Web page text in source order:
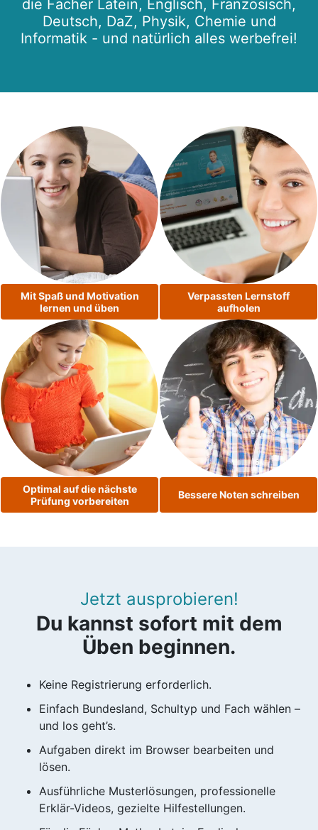
die Fächer Latein, Englisch, Französisch,
Deutsch, DaZ, Physik, Chemie und
Informatik - und natürlich alles werbefrei!
Mit Spaß und Motivation
lernen und üben
Verpassten Lernstoff
aufholen
Optimal auf die nächste
Prüfung vorbereiten
Bessere Noten schreiben
Jetzt ausprobieren!
Du kannst sofort mit dem
Üben beginnen.
Keine Registrierung erforderlich.
Einfach Bundesland, Schultyp und Fach wählen –
und los geht’s.
Aufgaben direkt im Browser bearbeiten und
lösen.
Ausführliche Musterlösungen, professionelle
Erklär-Videos, gezielte Hilfestellungen.